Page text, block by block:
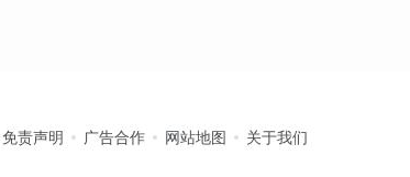
免责声明 广告合作 网站地图 关于我们